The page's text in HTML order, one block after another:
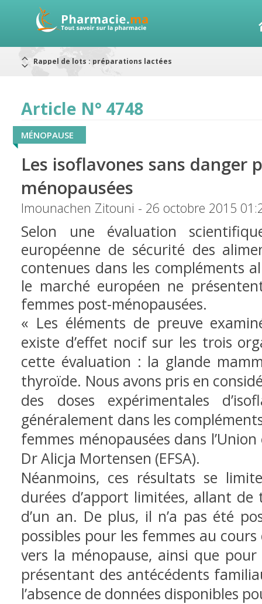
Alerte / AMMPS
RAPPELS DE LOTS
Rappel de lots : ANTITOXINE TÉTANIQUE 1500.
Article N° 4748
MÉNOPAUSE
Les isoflavones sans danger
ménopausées
Imounachen Zitouni - 26 octobre 2015
Selon une évaluation
européenne de sécurité des
contenues dans les compléments
le marché européen ne
femmes post-ménopausées.
« Les éléments de preuve
existe d’effet nocif sur les trois
cette évaluation : la glande
thyroïde. Nous avons pris en
des doses expérimentales
généralement dans les
femmes ménopausées dans
Dr Alicja Mortensen (EFSA).
Néanmoins, ces résultats se
durées d’apport limitées, allant
d’un an. De plus, il n’a pas été
possibles pour les femmes au
vers la ménopause, ainsi que
présentant des antécédents
l’absence de données disponibles